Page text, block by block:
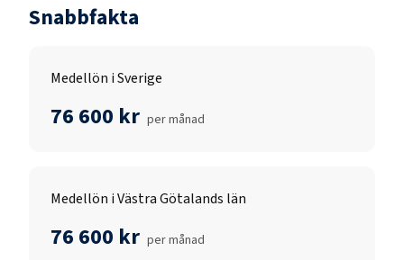
Snabbfakta
Medellön i Sverige
76 600 kr per månad
Medellön i Västra Götalands län
76 600 kr per månad